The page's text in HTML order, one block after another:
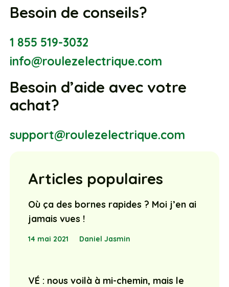
Besoin de conseils?
1 855 519-3032
info@roulezelectrique.com
Besoin d’aide avec votre
achat?
support@roulezelectrique.com
Articles populaires
Où ça des bornes rapides ? Moi j’en ai
jamais vues !
14 mai 2021 Daniel Jasmin
VÉ : nous voilà à mi-chemin, mais le